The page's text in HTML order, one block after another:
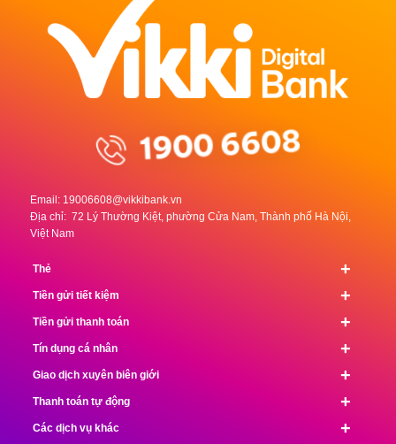
Email: 19006608@vikkibank.vn
Địa chỉ: 72 Lý Thường Kiệt, phường Cửa Nam, Thành phố Hà Nội,
Việt Nam
+
Thẻ
+
Tiền gửi tiết kiệm
+
Tiền gửi thanh toán
+
Tín dụng cá nhân
+
Giao dịch xuyên biên giới
+
Thanh toán tự động
+
Các dịch vụ khác